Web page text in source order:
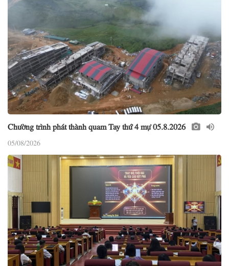
Chường trình phát thành quam Tay thứ 4 mự 05.8.2026
05/08/2026